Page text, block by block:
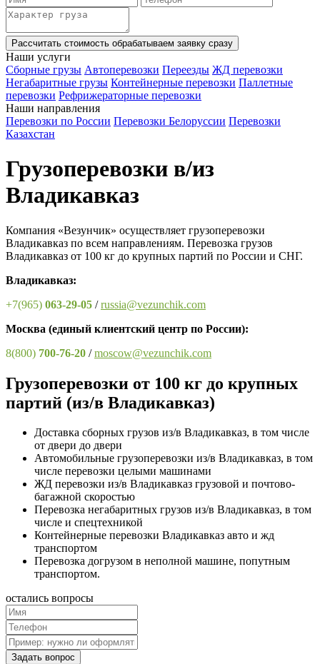
Рассчитать стоимость обрабатываем заявку сразу
Наши услуги
Сборные грузы Автоперевозки Переезды ЖД перевозки
Негабаритные грузы Контейнерные перевозки Паллетные
перевозки Рефрижераторные перевозки
Наши направления
Перевозки по России Перевозки Белоруссии Перевозки
Казахстан
Грузоперевозки в/из
Владикавказ
Компания «Везунчик» осуществляет грузоперевозки
Владикавказ по всем направлениям. Перевозка грузов
Владикавказ от 100 кг до крупных партий по России и СНГ.
Владикавказ:
+7(965) 063-29-05 /russia@vezunchik.com
Москва (единый клиентский центр по России):
8(800) 700-76-20 /moscow@vezunchik.com
Грузоперевозки от 100 кг до крупных
партий (из/в Владикавказ)
Доставка сборных грузов из/в Владикавказ, в том числе
от двери до двери
Автомобильные грузоперевозки из/в Владикавказ, в том
числе перевозки целыми машинами
ЖД перевозки из/в Владикавказ грузовой и почтово-
багажной скоростью
Перевозка негабаритных грузов из/в Владикавказ, в том
числе и спецтехникой
Контейнерные перевозки Владикавказ авто и жд
транспортом
Перевозка догрузом в неполной машине, попутным
транспортом.
остались вопросы
Задать вопрос